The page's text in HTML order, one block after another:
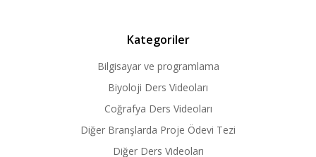
Kategoriler
Bilgisayar ve programlama
Biyoloji Ders Videoları
Coğrafya Ders Videoları
Diğer Branşlarda Proje Ödevi Tezi
Diğer Ders Videoları